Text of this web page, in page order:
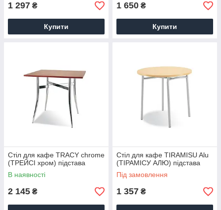
1 297 ₴
Купити
1 650 ₴
Купити
Стіл для кафе TRACY chrome
(ТРЕЙСІ хром) підстава
В наявності
2 145 ₴
Стіл для кафе TIRAMISU Alu
(ТІРАМІСУ АЛЮ) підстава
Під замовлення
1 357 ₴